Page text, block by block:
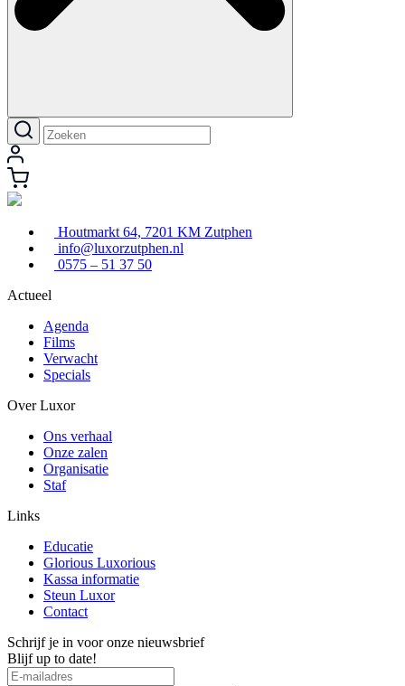
Houtmarkt 64, 7201 KM Zutphen
info@luxorzutphen.nl
0575 – 51 37 50
Actueel
Agenda
Films
Verwacht
Specials
Over Luxor
Ons verhaal
Onze zalen
Organisatie
Staf
Links
Educatie
Glorious Luxorious
Kassa informatie
Steun Luxor
Contact
Schrijf je in voor onze nieuwsbrief
Blijf up to date!